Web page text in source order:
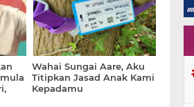
Wahai Sungai Aare, Aku
Titipkan Jasad Anak Kami
Kepadamu